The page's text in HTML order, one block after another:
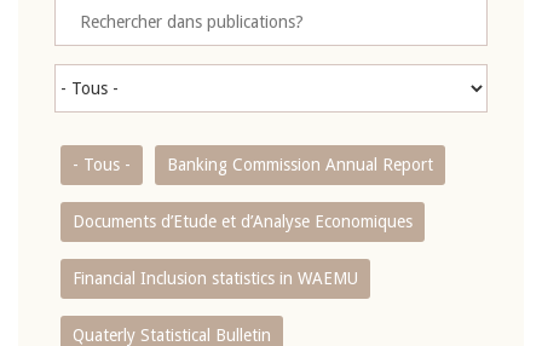
- Tous - Banking Commission Annual Report
Documents d’Etude et d’Analyse Economiques
Financial Inclusion statistics in WAEMU
Quaterly Statistical Bulletin